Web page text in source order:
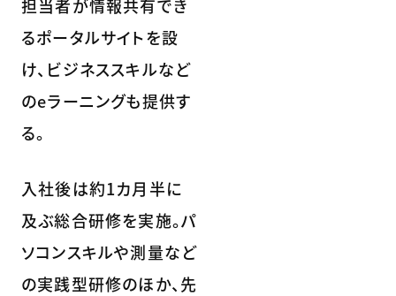
担当者が情報共有でき
るポータルサイトを設
け、ビジネススキルなど
のeラーニングも提供す
る。
入社後は約1カ月半に
及ぶ総合研修を実施。パ
ソコンスキルや測量など
の実践型研修のほか、先